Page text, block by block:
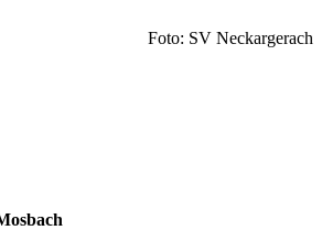
Foto: SV Neckargerach